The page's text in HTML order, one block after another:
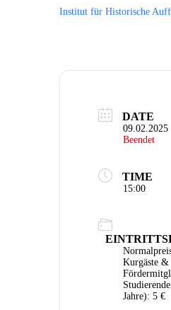
Institut für Historische
DATE
09.02.2025
Beendet
TIME
15:00
Kurgäste &
Jahre): 5 €